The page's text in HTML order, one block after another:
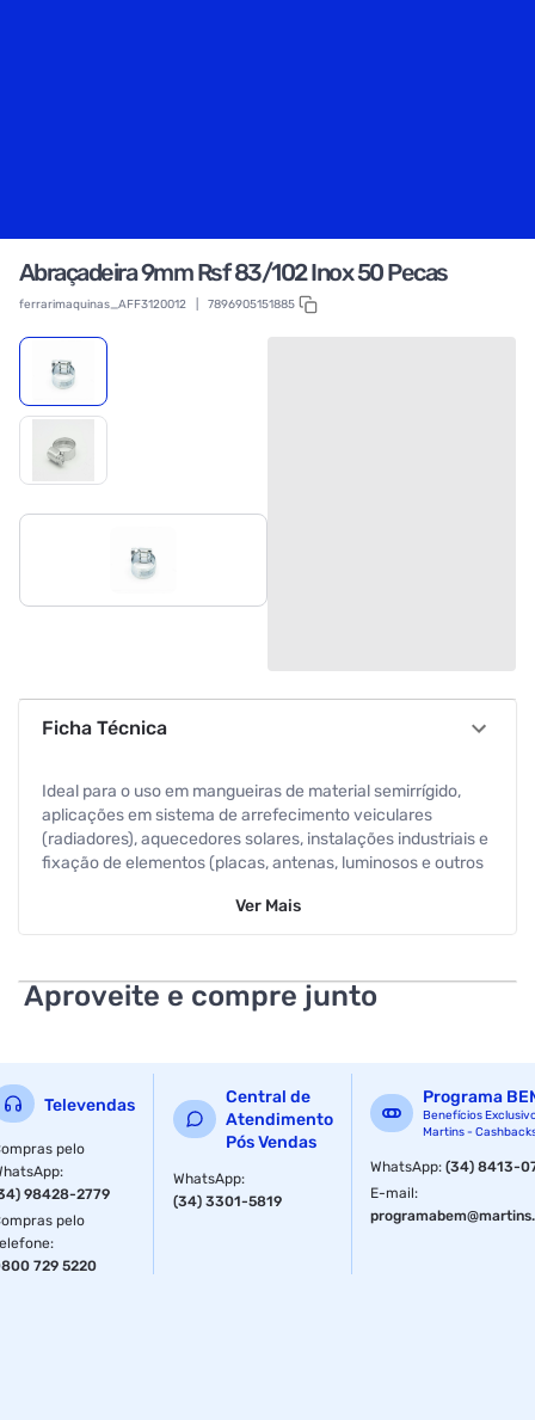
Abraçadeira 9mm Rsf 83/102 Inox 50 Pecas
ferrarimaquinas_AFF3120012 7896905151885
Ficha Técnica
Ideal para o uso em mangueiras de material semirrígido,
aplicações em sistema de arrefecimento veiculares
(radiadores), aquecedores solares, instalações industriais e
fixação de elementos (placas, antenas, luminosos e outros
alimentícia, água salobra, etc. Indicada para mangueiras de
chave de fenda Torque de aperto: 45 kg/cm.
Ver Mais
Aproveite e compre junto
Televendas
pelo
:
98428-2779
pelo
:
729 5220
Central de
Atendimento
Pós Vendas
WhatsApp:
(34) 3301-5819
Programa
Benefícios
Martins -
WhatsApp:(34) 8413-
E-mail: